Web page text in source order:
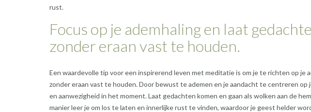
rust.
Focus op je ademhaling en laat
zonder eraan vast te houden.
Een waardevolle tip voor een inspirerend leven met meditatie is om je te richten op je
zonder eraan vast te houden. Door bewust te ademen en je aandacht te centreren op
en aanwezigheid in het moment. Laat gedachten komen en gaan als wolken aan de
manier leer je om los te laten en innerlijke rust te vinden, waardoor je geest helder